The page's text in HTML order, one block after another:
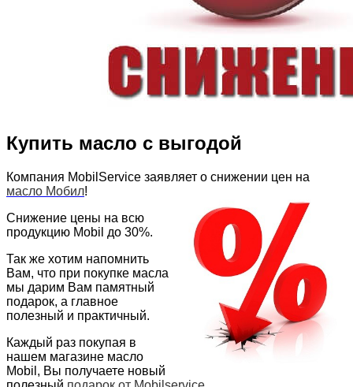
Купить масло с выгодой
Компания MobilService заявляет о снижении цен на
масло Мобил!
Снижение цены на всю
продукцию Mobil до 30%.
Так же хотим напомнить
Вам, что при покупке масла
мы дарим Вам памятный
подарок, а главное
полезный и практичный.
Каждый раз покупая в
нашем магазине масло
Mobil, Вы получаете новый